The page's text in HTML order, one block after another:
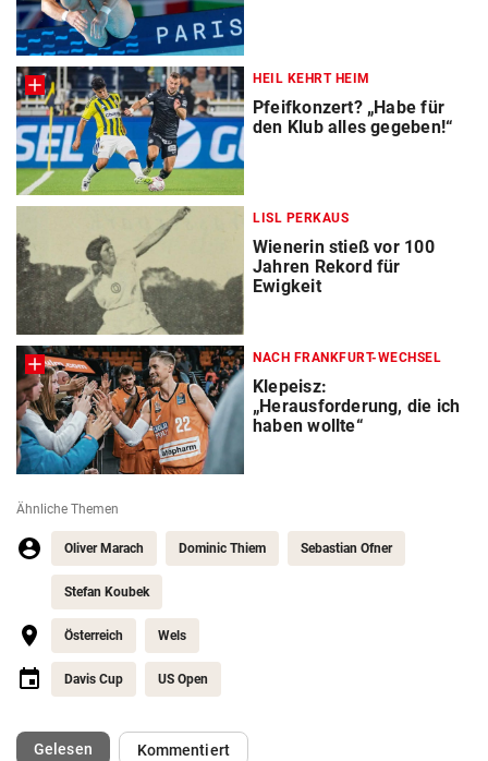
HEIL KEHRT HEIM
Pfeifkonzert? „Habe für
den Klub alles gegeben!“
LISL PERKAUS
Wienerin stieß vor 100
Jahren Rekord für
Ewigkeit
NACH FRANKFURT-WECHSEL
Klepeisz:
„Herausforderung, die ich
haben wollte“
Ähnliche Themen
Oliver Marach Dominic Thiem Sebastian Ofner
Stefan Koubek
Österreich Wels
Davis Cup US Open
Gelesen(ausgewählt)Kommentiert